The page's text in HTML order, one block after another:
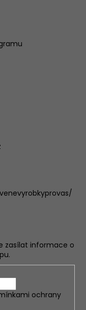
zasílat informace o
ochrany